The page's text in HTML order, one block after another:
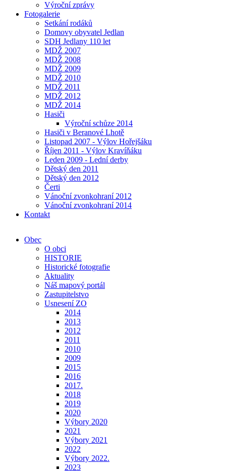
Výroční zprávy
Fotogalerie
Setkání rodáků
Domovy obyvatel Jedlan
SDH Jedlany 110 let
MDŽ 2007
MDŽ 2008
MDŽ 2009
MDŽ 2010
MDŽ 2011
MDŽ 2012
MDŽ 2014
Hasiči
Výroční schůze 2014
Hasiči v Beranové Lhotě
Listopad 2007 - Výlov Hořejšáku
Říjen 2011 - Výlov Kravíňáku
Leden 2009 - Lední derby
Dětský den 2011
Dětský den 2012
Čerti
Vánoční zvonkohraní 2012
Vánoční zvonkohraní 2014
Kontakt
Obec
O obci
HISTORIE
Historické fotografie
Aktuality
Náš mapový portál
Zastupitelstvo
Usnesení ZO
2014
2013
2012
2011
2010
2009
2015
2016
2017.
2018
2019
2020
Výbory 2020
2021
Výbory 2021
2022
Výbory 2022.
2023